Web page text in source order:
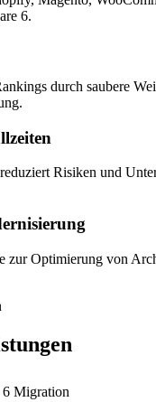
6.
durch saubere
Risiken und
zur Optimierung von
6 Migration